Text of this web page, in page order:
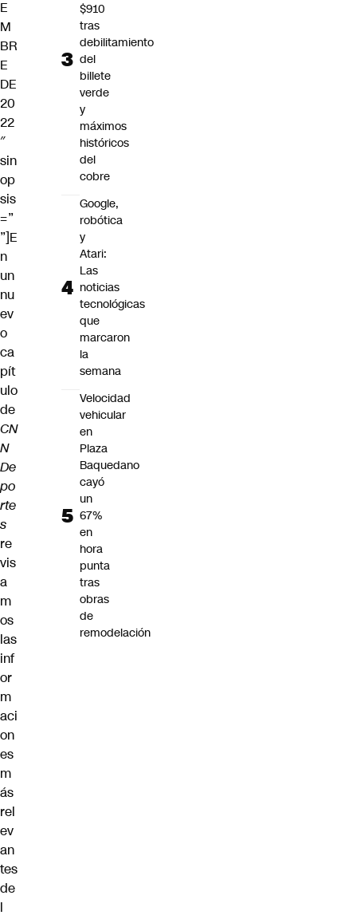
E
M
BR
E
DE
20
22
″
sin
op
sis
=”
”]E
n
un
nu
ev
o
ca
pít
ulo
de
CN
N
De
po
rte
s
re
vis
a
m
os
las
inf
or
m
aci
on
es
m
ás
rel
ev
an
tes
de
l
$910
tras
debilitamiento
del
billete
verde
y
máximos
históricos
del
cobre
Google,
robótica
y
Atari:
Las
noticias
tecnológicas
que
marcaron
la
semana
Velocidad
vehicular
en
Plaza
Baquedano
cayó
un
67%
en
hora
punta
tras
obras
de
remodelación